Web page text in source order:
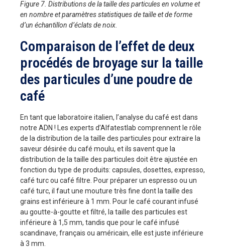
Figure 7. Distributions de la taille des particules en volume et
en nombre et paramètres statistiques de taille et de forme
d’un échantillon d’éclats de noix.
Comparaison de l’effet de deux
procédés de broyage sur la taille
des particules d’une poudre de
café
En tant que laboratoire italien, l’analyse du café est dans
notre ADN ! Les experts d’Alfatestlab comprennent le rôle
de la distribution de la taille des particules pour extraire la
saveur désirée du café moulu, et ils savent que la
distribution de la taille des particules doit être ajustée en
fonction du type de produits: capsules, dosettes, expresso,
café turc ou café filtre. Pour préparer un espresso ou un
café turc, il faut une mouture très fine dont la taille des
grains est inférieure à 1 mm. Pour le café courant infusé
au goutte-à-goutte et filtré, la taille des particules est
inférieure à 1,5 mm, tandis que pour le café infusé
scandinave, français ou américain, elle est juste inférieure
à 3 mm.